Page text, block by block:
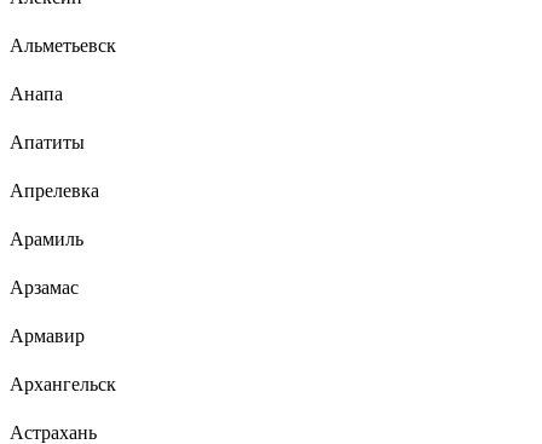
Альметьевск
Анапа
Апатиты
Апрелевка
Арамиль
Арзамас
Армавир
Архангельск
Астрахань